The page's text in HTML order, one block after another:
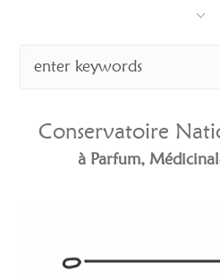
Conservatoire
à Parfum,